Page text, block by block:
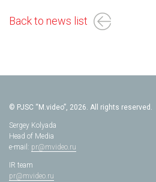
Back to news list
© PJSC “M.video”, 2026. All rights reserved.
Sergey Kolyada
Head of Media
e-mail: pr@mvideo.ru
IR team
pr@mvideo.ru